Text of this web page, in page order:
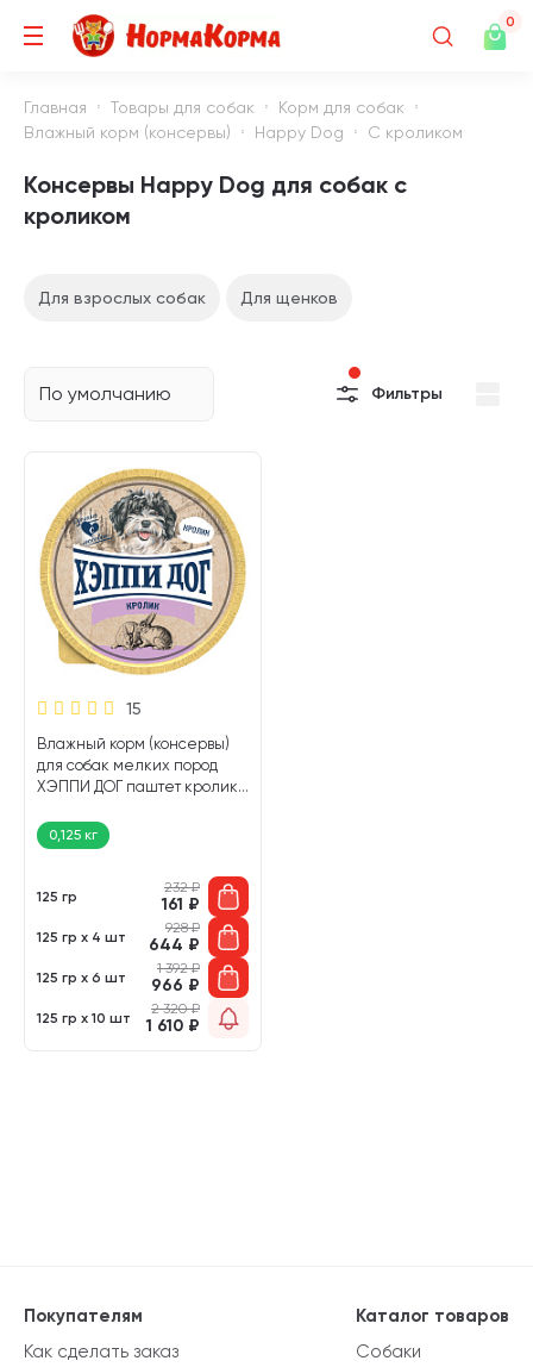
0
Главная Товары для собак
Корм для собак
Влажный корм (консервы)
Happy Dog С кроликом
Консервы Happy Dog для собак с
кроликом
Для взрослых собак Для щенков
По умолчанию Фильтры
15
Влажный корм (консервы)
для собак мелких пород
ХЭППИ ДОГ паштет кролик
0,125 кг
125 гр
232₽
161 ₽
125 гр х 4 шт
928₽
644 ₽
125 гр х 6 шт
1 392₽
966 ₽
125 гр х 10 шт
2 320₽
1 610 ₽
Каталог товаров
Собаки
Покупателям
Как сделать заказ